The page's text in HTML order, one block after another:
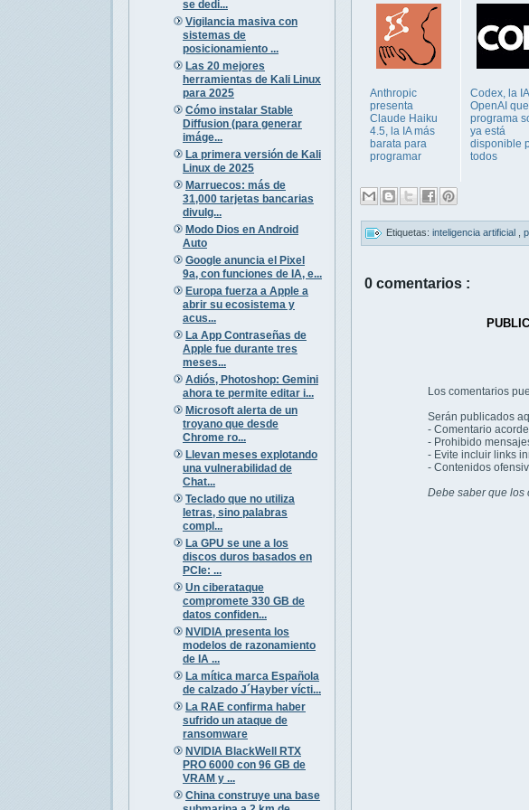
se dedi...
Vigilancia masiva con
sistemas de
posicionamiento ...
Las 20 mejores
herramientas de Kali Linux
para 2025
Cómo instalar Stable
Diffusion (para generar
imáge...
La primera versión de Kali
Linux de 2025
Marruecos: más de
31,000 tarjetas bancarias
divulg...
Modo Dios en Android
Auto
Google anuncia el Pixel
9a, con funciones de IA, e...
Europa fuerza a Apple a
abrir su ecosistema y
acus...
La App Contraseñas de
Apple fue durante tres
meses...
Adiós, Photoshop: Gemini
ahora te permite editar i...
Microsoft alerta de un
troyano que desde
Chrome ro...
Llevan meses explotando
una vulnerabilidad de
Chat...
Teclado que no utiliza
letras, sino palabras
compl...
La GPU se une a los
discos duros basados en
PCIe: ...
Un ciberataque
compromete 330 GB de
datos confiden...
NVIDIA presenta los
modelos de razonamiento
de IA ...
La mítica marca Española
de calzado J´Hayber vícti...
La RAE confirma haber
sufrido un ataque de
ransomware
NVIDIA BlackWell RTX
PRO 6000 con 96 GB de
VRAM y ...
China construye una base
Anthropic
presenta
Claude Haiku
4.5, la IA más
barata para
programar
Codex, la
OpenAI que
programa
ya está
disponible
todos
Etiquetas: inteligencia artificial
0 comentarios :
Los comentarios
Serán publicados
- Comentario
- Prohibido
- Evite incluir links
- Contenidos
Debe saber que los